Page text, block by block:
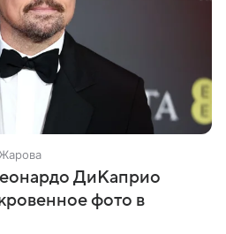
ДиКаприо
фото в